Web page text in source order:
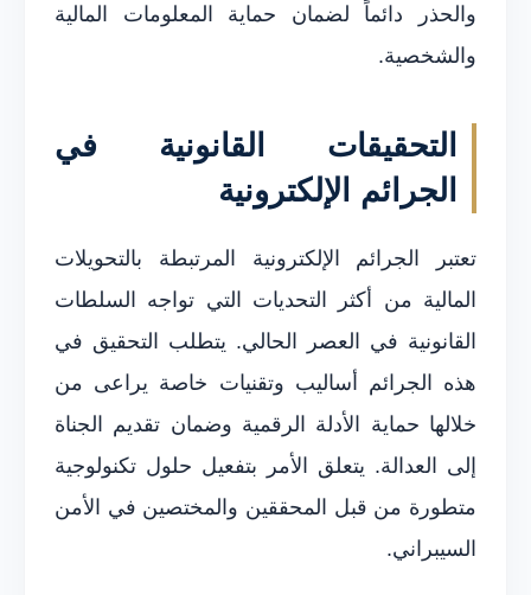
والحذر دائماً لضمان حماية المعلومات المالية
والشخصية.
التحقيقات القانونية في
الجرائم الإلكترونية
تعتبر الجرائم الإلكترونية المرتبطة بالتحويلات
المالية من أكثر التحديات التي تواجه السلطات
القانونية في العصر الحالي. يتطلب التحقيق في
هذه الجرائم أساليب وتقنيات خاصة يراعى من
خلالها حماية الأدلة الرقمية وضمان تقديم الجناة
إلى العدالة. يتعلق الأمر بتفعيل حلول تكنولوجية
متطورة من قبل المحققين والمختصين في الأمن
السيبراني.